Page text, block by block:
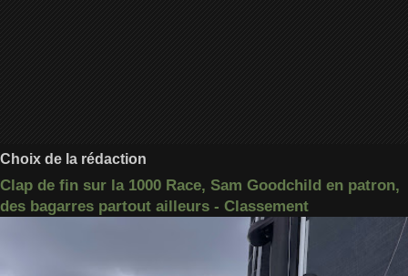
Choix de la rédaction
Clap de fin sur la 1000 Race, Sam Goodchild en patron,
des bagarres partout ailleurs - Classement